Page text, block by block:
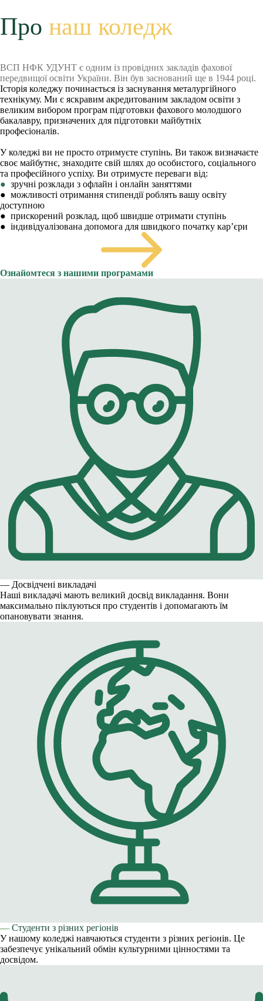
Про наш коледж
ВСП НФК УДУНТ є одним із провідних закладів фахової
передвищої освіти України. Він був заснований ще в 1944 році.
Історія коледжу починається із заснування металургійного
технікуму. Ми є яскравим акредитованим закладом освіти з
великим вибором програм підготовки фахового молодшого
бакалавру, призначених для підготовки майбутніх
професіоналів.
У коледжі ви не просто отримуєте ступінь. Ви також визначаєте
своє майбутнє, знаходите свій шлях до особистого, соціального
та професійного успіху. Ви отримуєте переваги від:
● зручні розклади з офлайн і онлайн заняттями
● можливості отримання стипендії роблять вашу освіту
доступною
● прискорений розклад, щоб швидше отримати ступінь
● індивідуалізована допомога для швидкого початку кар’єри
Ознайомтеся з нашими програмами
— Досвідчені викладачі
Наші викладачі мають великий досвід викладання. Вони
максимально піклуються про студентів і допомагають їм
опановувати знання.
— Студенти з різних регіонів
У нашому коледжі навчаються студенти з різних регіонів. Це
забезпечує унікальний обмін культурними цінностями та
досвідом.